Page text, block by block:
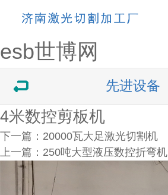
esb世博网
先进设备
4米数控剪板机
下一篇： 20000瓦大足激光切割机
上一篇： 250吨大型液压数控折弯机